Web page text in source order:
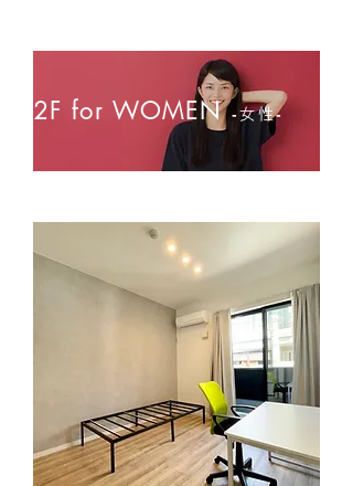
2F for WOMEN‐女性‐